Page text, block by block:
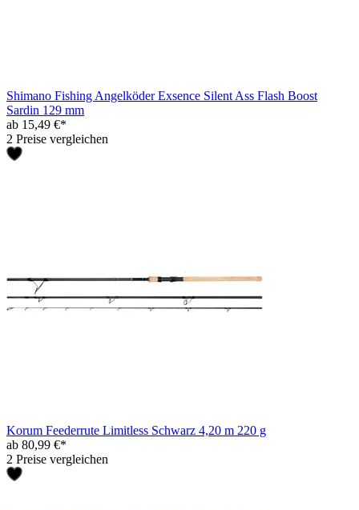
Shimano Fishing Angelköder Exsence Silent Ass Flash Boost
Sardin 129 mm
ab 15,49 €*
2 Preise vergleichen
Korum Feederrute Limitless Schwarz 4,20 m 220 g
ab 80,99 €*
2 Preise vergleichen